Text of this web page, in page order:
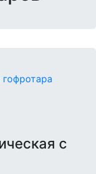
гофротара
с